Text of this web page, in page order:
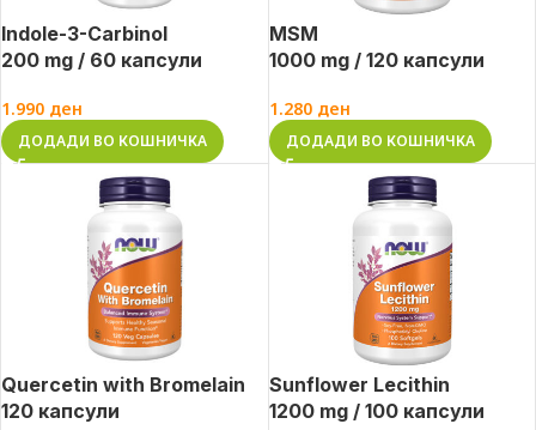
Indole-3-Carbinol
200 mg / 60 капсули
1.990 ден
ДОДАДИ ВО КОШНИЧКА
MSM
1000 mg / 120 капсули
1.280 ден
ДОДАДИ ВО КОШНИЧКА
Quercetin with Bromelain
120 капсули
Sunflower Lecithin
1200 mg / 100 капсули